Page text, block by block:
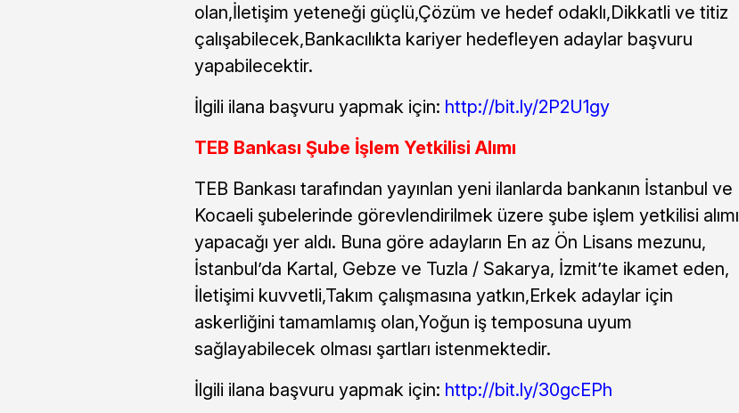
olan,İletişim yeteneği güçlü,Çözüm ve hedef odaklı,Dikkatli ve titiz
çalışabilecek,Bankacılıkta kariyer hedefleyen adaylar başvuru
yapabilecektir.
İlgili ilana başvuru yapmak için: http://bit.ly/2P2U1gy
TEB Bankası Şube İşlem Yetkilisi Alımı
TEB Bankası tarafından yayınlan yeni ilanlarda bankanın İstanbul ve
Kocaeli şubelerinde görevlendirilmek üzere şube işlem yetkilisi alımı
yapacağı yer aldı. Buna göre adayların En az Ön Lisans mezunu,
İstanbul’da Kartal, Gebze ve Tuzla / Sakarya, İzmit’te ikamet eden,
İletişimi kuvvetli,Takım çalışmasına yatkın,Erkek adaylar için
askerliğini tamamlamış olan,Yoğun iş temposuna uyum
sağlayabilecek olması şartları istenmektedir.
İlgili ilana başvuru yapmak için: http://bit.ly/30gcEPh